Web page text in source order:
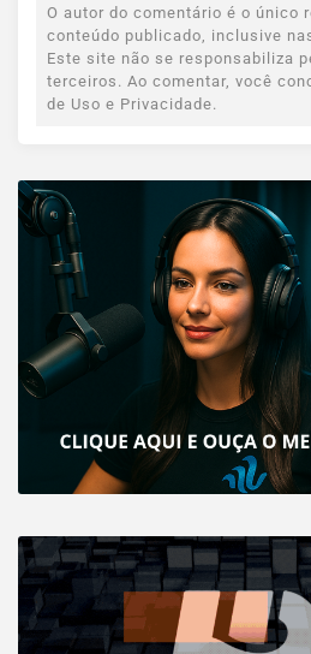
O autor do comentário é o único
conteúdo publicado, inclusive
Este site não se responsabiliza
terceiros. Ao comentar, você
de Uso e Privacidade.